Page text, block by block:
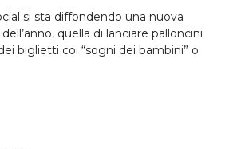
si sta diffondendo una nuova
quella di lanciare palloncini
biglietti coi “sogni dei bambini” o